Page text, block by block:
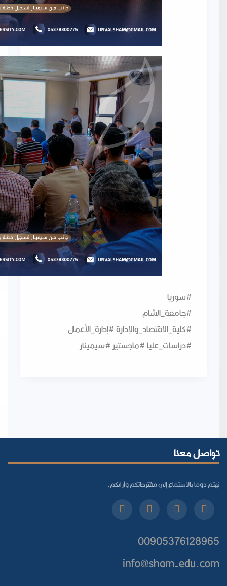
#سوريا
#جامعة_الشام
#كلية_الاقتصاد_والإدارة #إدارة_الأعمال
#دراسات_عليا #ماجستير #سيمينار
تواصل معنا
نهتم دوما بالاستماع إلى مقترحاتكم وآرائكم.
00905376128965
info@sham-edu.com